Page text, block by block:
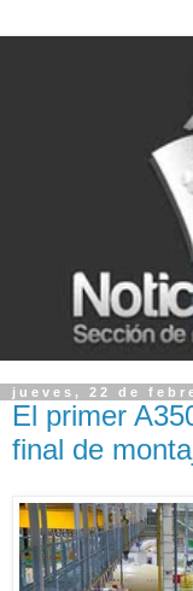
jueves, 22 de
El primer
final de